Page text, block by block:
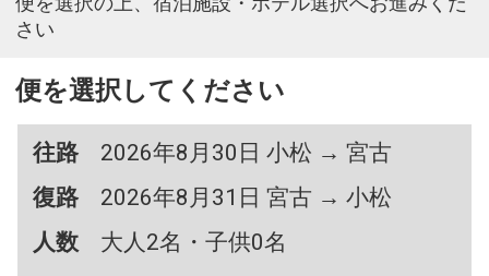
さい
便を選択してください
往路
2026年8月30日 小松 → 宮古
復路
2026年8月31日 宮古 → 小松
人数
大人2名・子供0名